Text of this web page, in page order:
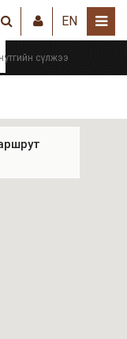
EN
сүлжээ